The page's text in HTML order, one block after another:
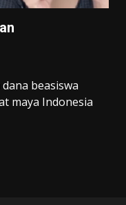
beasiswa
maya Indonesia